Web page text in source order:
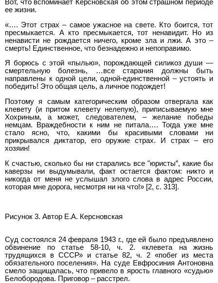
Вот, что вспоминает Керсновская об этом страшном периоде
ее жизни.
«…. Этот страх – самое ужасное на свете. Кто боится, тот
пресмыкается. А кто пресмыкается, тот ненавидит. Но из
ненависти не рождается ничего, кроме зла и лжи. А это –
смерть! Единственное, что безнадежно и непоправимо.
Я борюсь с этой «пылью», порождающей силикоз души —
смертельную болезнь, …все старания должны быть
направлены к одной цели, одной-единственной – устоять и
победить! Это общая цель, а личное подождет!
Поэтому я самым категорическим образом отвергала как
клевету (и притом клевету нелепую), приписываемую мне
Хохриным, а может, следователем, – желание победы
немцам. Враждебности к ним не питала…. Тогда уже мне
стало ясно, что, какими бы красивыми словами ни
прикрывался диктатор, его оружие страх. И страх – его
хозяин!
К счастью, сколько бы ни старались все "юристы”, какие бы
каверзы ни выдумывали, факт остается фактом: никто и
никогда от меня не услышал злого слова в адрес России,
которая мне дорога, несмотря ни на что!» [2, с. 313].
Рисунок 3. Автор Е.А. Керсновская
Суд состоялся 24 февраля 1943 г., где ей было предъявлено
обвинение по статье 58-10, ч. 2. «клевета на жизнь
трудящихся в СССР» и статье 82, ч. 2 «побег из места
обязательного поселения». На суде Евфросиния Антоновна
смело защищалась, что привело в ярость главного «судью»
Белобородова. Приговор – расстрел.